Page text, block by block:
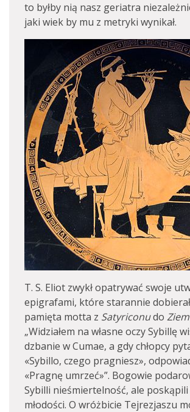
to byłby nią nasz geriatra
jaki wiek by mu z metryki wynikał.
T. S. Eliot zwykł opatrywać swoje
epigrafami, które starannie
pamięta motta z Satyriconudo
„Widziałem na własne oczy Sybillę
dzbanie w Cumae, a gdy chłopcy
«Sybillo, czego pragniesz»,
«Pragnę umrzeć»”. Bogowie
Sybilli nieśmiertelność, ale poskąpili
młodości. O wróżbicie Tejrezjaszu